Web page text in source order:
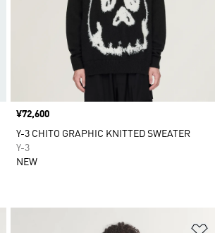
価格
¥72,600
Y-3 CHITO GRAPHIC KNITTED SWEATER
Y-3
NEW
ほしいものリストに追加